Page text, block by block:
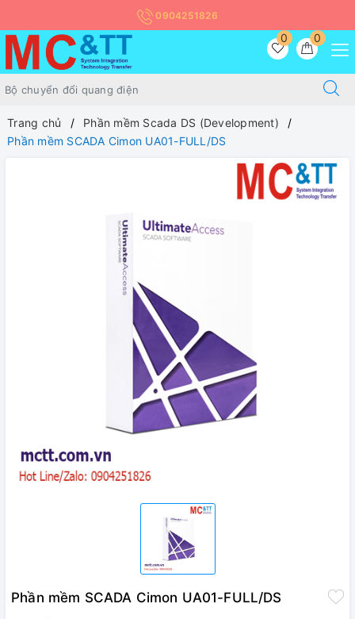
0904251826
0
0
Trang chủ
Phần mềm Scada DS (Development)
Phần mềm SCADA Cimon UA01-FULL/DS
Phần mềm SCADA Cimon UA01-FULL/DS